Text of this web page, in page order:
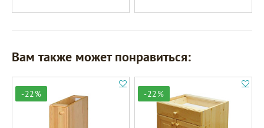
Вам также может понравиться:
-22% -22%